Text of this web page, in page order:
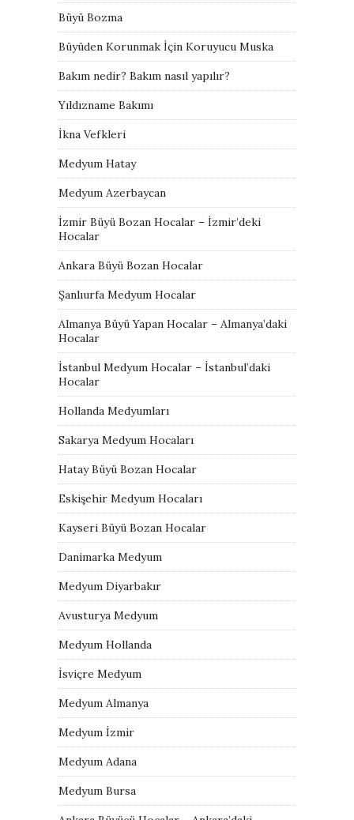
Büyü Bozma
Büyüden Korunmak İçin Koruyucu Muska
Bakım nedir? Bakım nasıl yapılır?
Yıldızname Bakımı
İkna Vefkleri
Medyum Hatay
Medyum Azerbaycan
İzmir Büyü Bozan Hocalar – İzmir’deki
Hocalar
Ankara Büyü Bozan Hocalar
Şanlıurfa Medyum Hocalar
Almanya Büyü Yapan Hocalar – Almanya’daki
Hocalar
İstanbul Medyum Hocalar – İstanbul’daki
Hocalar
Hollanda Medyumları
Sakarya Medyum Hocaları
Hatay Büyü Bozan Hocalar
Eskişehir Medyum Hocaları
Kayseri Büyü Bozan Hocalar
Danimarka Medyum
Medyum Diyarbakır
Avusturya Medyum
Medyum Hollanda
İsviçre Medyum
Medyum Almanya
Medyum İzmir
Medyum Adana
Medyum Bursa